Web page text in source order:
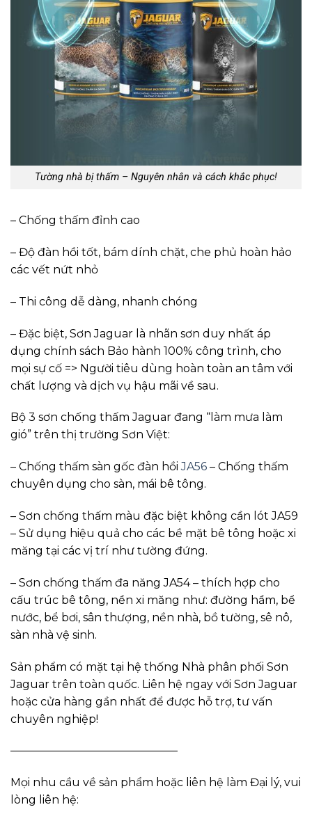
Tường nhà bị thấm – Nguyên nhân và cách khắc phục!
– Chống thấm đỉnh cao
– Độ đàn hồi tốt, bám dính chặt, che phủ hoàn hảo
các vết nứt nhỏ
– Thi công dễ dàng, nhanh chóng
– Đặc biệt, Sơn Jaguar là nhãn sơn duy nhất áp
dụng chính sách Bảo hành 100% công trình, cho
mọi sự cố => Người tiêu dùng hoàn toàn an tâm với
chất lượng và dịch vụ hậu mãi về sau.
Bộ 3 sơn chống thấm Jaguar đang “làm mưa làm
gió” trên thị trường Sơn Việt:
– Chống thấm sàn gốc đàn hồiJA56 – Chống thấm
chuyên dụng cho sàn, mái bê tông.
– Sơn chống thấm màu đặc biệt không cần lót JA59
– Sử dụng hiệu quả cho các bề mặt bê tông hoặc xi
măng tại các vị trí như tường đứng.
– Sơn chống thấm đa năng JA54 – thích hợp cho
cấu trúc bê tông, nền xi măng như: đường hầm, bể
nước, bể bơi, sân thượng, nền nhà, bồ tường, sê nô,
sàn nhà vệ sinh.
Sản phẩm có mặt tại hệ thống Nhà phân phối Sơn
Jaguar trên toàn quốc. Liên hệ ngay với Sơn Jaguar
hoặc cửa hàng gần nhất để được hỗ trợ, tư vấn
chuyên nghiệp!
———————————————
Mọi nhu cầu về sản phẩm hoặc liên hệ làm Đại lý, vui
lòng liên hệ: